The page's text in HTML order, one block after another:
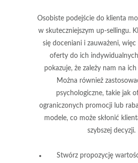
Osobiste podejście do klienta
w skuteczniejszym up-sellingu.
się doceniani i zauważeni,
oferty do ich
pokazuje, że zależy nam na
Można również
psychologiczne, takie jak
ograniczonych promocji lub
modele, co może skłonić
szybszej decyzji.
Stwórz propozycję